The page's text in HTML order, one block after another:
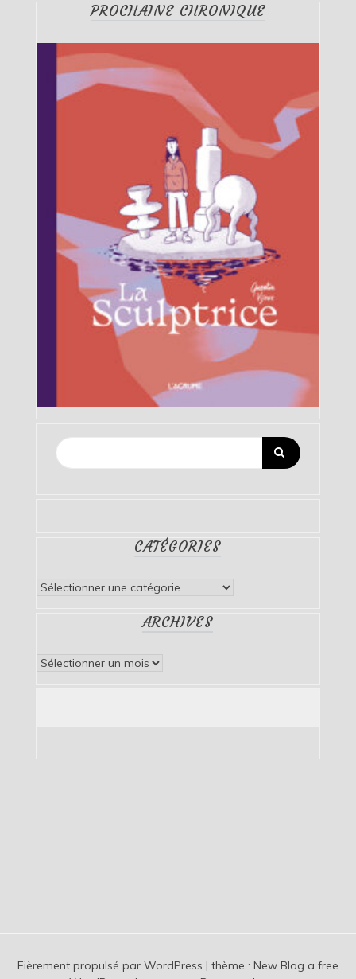
PROCHAINE CHRONIQUE
CATÉGORIES
Catégories
ARCHIVES
Archives
Fièrement propulsé par WordPress | thème : New Blog a free